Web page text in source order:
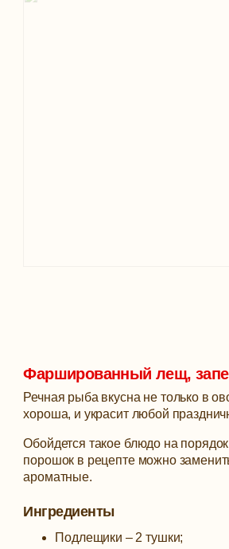
Фаршированный лещ,
Речная рыба вкусна не только в
хороша, и украсит любой
Обойдется такое блюдо на
порошок в рецепте можно
ароматные.
Ингредиенты
Подлещики – 2 тушки;